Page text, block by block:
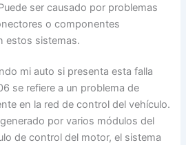
ser causado por problemas
o componentes
estos sistemas.
mi auto si presenta esta falla
se refiere a un problema de
en la red de control del vehículo.
por varios módulos del
de control del motor, el sistema